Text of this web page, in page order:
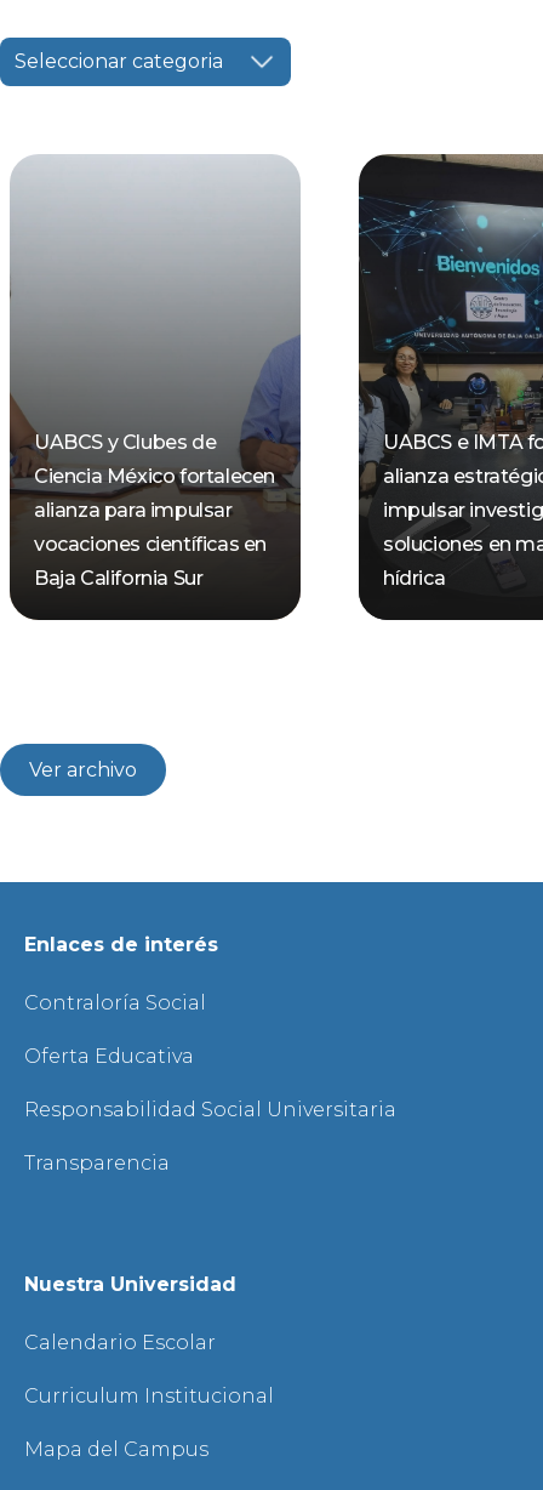
Seleccionar categoria
UABCS y Clubes de
Ciencia México fortalecen
alianza para impulsar
vocaciones científicas en
Baja California Sur
UABCS e IMTA
alianza
impulsar
soluciones en
hídrica
Ver archivo
Enlaces de interés
Contraloría Social
Oferta Educativa
Responsabilidad Social Universitaria
Transparencia
Nuestra Universidad
Calendario Escolar
Curriculum Institucional
Mapa del Campus